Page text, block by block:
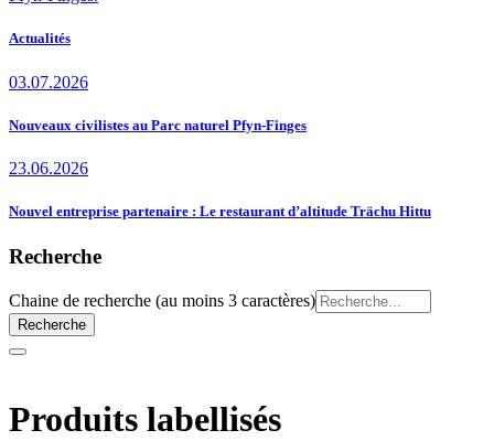
Actualités
03.07.2026
Nouveaux civilistes au Parc naturel Pfyn-Finges
23.06.2026
Nouvel entreprise partenaire : Le restaurant d’altitude Trächu Hittu
Recherche
Chaine de recherche (au moins 3 caractères)
Produits labellisés